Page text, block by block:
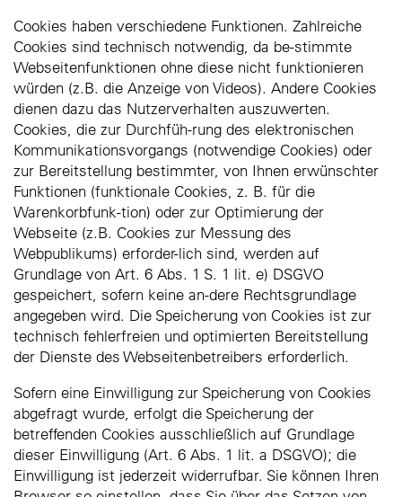
Cookies haben verschiedene Funktionen. Zahlreiche
Cookies sind technisch notwendig, da be-stimmte
Webseitenfunktionen ohne diese nicht funktionieren
würden (z.B. die Anzeige von Videos). Andere Cookies
dienen dazu das Nutzerverhalten auszuwerten.
Cookies, die zur Durchfüh-rung des elektronischen
Kommunikationsvorgangs (notwendige Cookies) oder
zur Bereitstellung bestimmter, von Ihnen erwünschter
Funktionen (funktionale Cookies, z. B. für die
Warenkorbfunk-tion) oder zur Optimierung der
Webseite (z.B. Cookies zur Messung des
Webpublikums) erforder-lich sind, werden auf
Grundlage von Art. 6 Abs. 1 S. 1 lit. e) DSGVO
gespeichert, sofern keine an-dere Rechtsgrundlage
angegeben wird. Die Speicherung von Cookies ist zur
technisch fehlerfreien und optimierten Bereitstellung
der Dienste des Webseitenbetreibers erforderlich.
Sofern eine Einwilligung zur Speicherung von Cookies
abgefragt wurde, erfolgt die Speicherung der
betreffenden Cookies ausschließlich auf Grundlage
dieser Einwilligung (Art. 6 Abs. 1 lit. a DSGVO); die
Einwilligung ist jederzeit widerrufbar. Sie können Ihren